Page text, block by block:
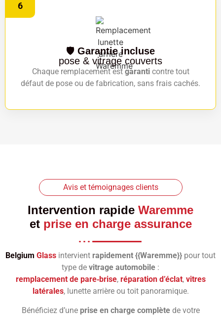
6
🛡️ Garantie incluse
pose & vitrage couverts
Chaque remplacement estgaranticontre tout
défaut de pose ou de fabrication, sans frais cachés.
Avis et témoignages clients
Intervention rapide Waremme
et prise en charge assurance
Belgium Glass intervient rapidement {{Waremme}} pour tout
type de vitrage automobile :
remplacement de pare‑brise, réparation d’éclat, vitres
latérales, lunette arrière ou toit panoramique.
Bénéficiez d’une prise en charge complètede votre